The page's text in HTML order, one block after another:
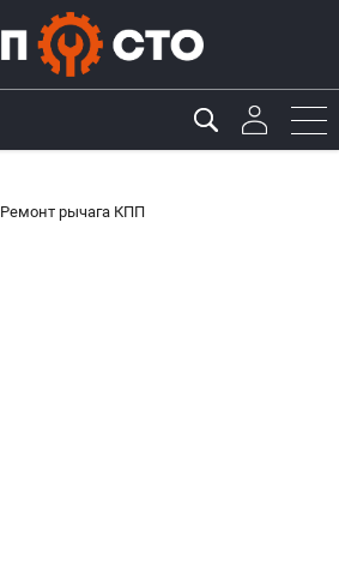
Ремонт рычага КПП